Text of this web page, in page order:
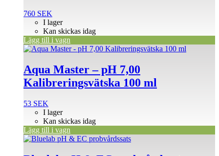
760 SEK
I lager
Kan skickas idag
Lägg till i vagn
Aqua Master – pH 7,00
Kalibreringsvätska 100 ml
53 SEK
I lager
Kan skickas idag
Lägg till i vagn